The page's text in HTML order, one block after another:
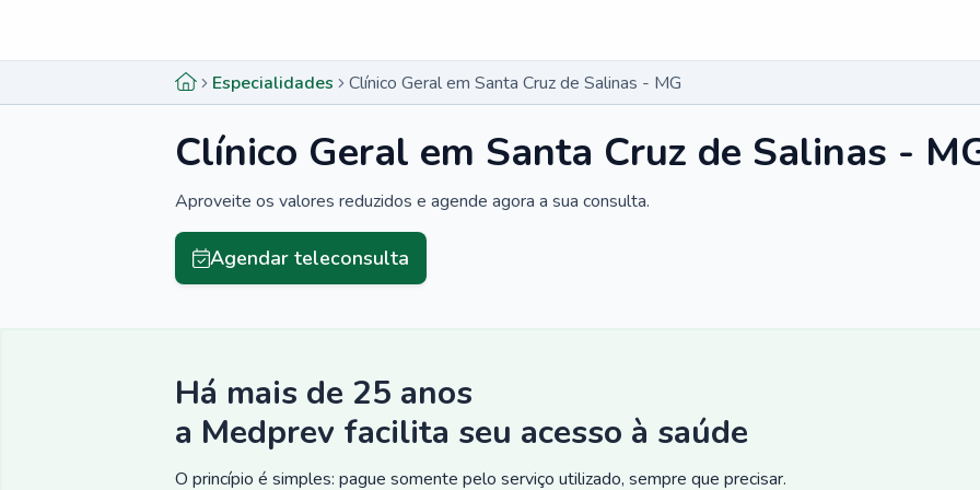
Especialidades Clínico Geral em Santa Cruz de Salinas - MG
Clínico Geral em Santa Cruz de Salinas -
Aproveite os valores reduzidos e agende agora a sua consulta.
Agendar teleconsulta
Há mais de 25 anos
a Medprev facilita seu acesso à saúde
O princípio é simples: pague somente pelo serviço utilizado, sempre que precisar.